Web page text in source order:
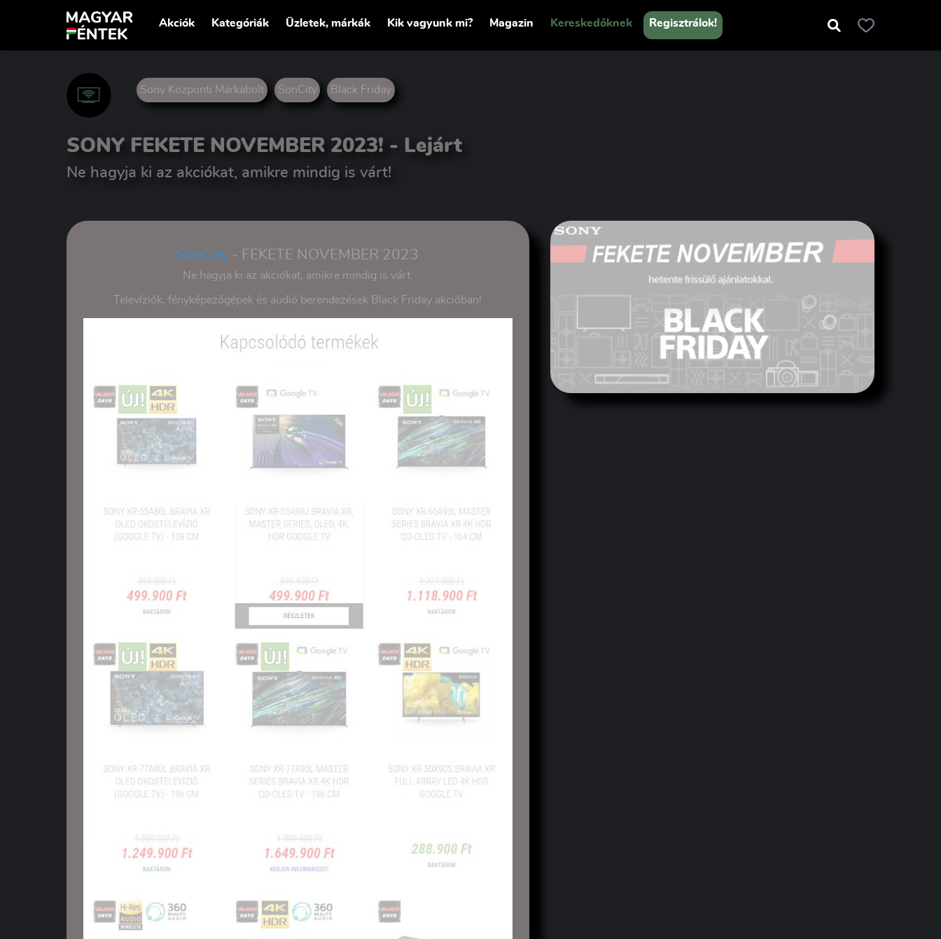
Akciók Kategóriák Üzletek, márkák Kik vagyunk mi? Magazin Kereskedőknek Regisztrálok!
Sony Központi Márkabolt SonCity Black Friday
SONY FEKETE NOVEMBER 2023! - Lejárt
Ne hagyja ki az akciókat, amikre mindig is várt!
SonCity - FEKETE NOVEMBER 2023
Ne hagyja ki az akciókat, amikre mindig is várt:
Televíziók, fényképezőgépek és audió berendezések Black Friday akcióban!